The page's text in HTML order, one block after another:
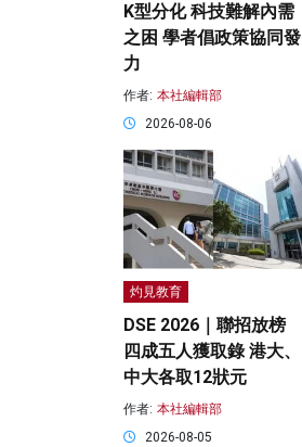
K型分化 科技難解內需
之困 學者倡政策協同發
力
作者: 本社編輯部
2026-08-06
灼見教育
DSE 2026｜聯招放榜
四成五人獲取錄 港大、
中大各取12狀元
作者: 本社編輯部
2026-08-05